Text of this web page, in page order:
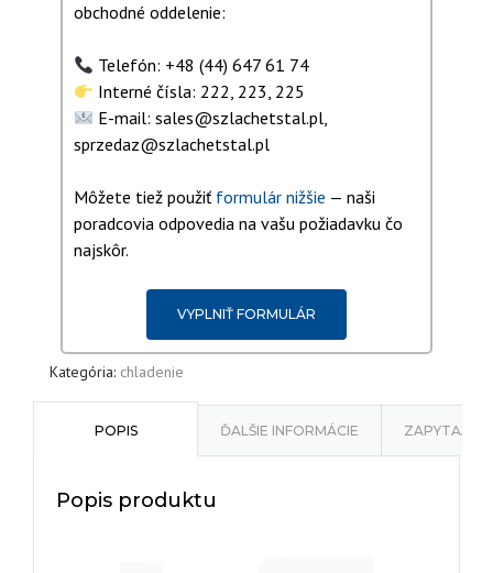
obchodné oddelenie:
Telefón: +48 (44) 647 61 74
Interné čísla: 222, 223, 225
E-mail: sales@szlachetstal.pl,
sprzedaz@szlachetstal.pl
Môžete tiež použiť formulár nižšie — naši
poradcovia odpovedia na vašu požiadavku čo
najskôr.
VYPLNIŤ FORMULÁR
Kategória: chladenie
POPIS ĎALŠIE INFORMÁCIE ZAPYTAJ O
Popis produktu